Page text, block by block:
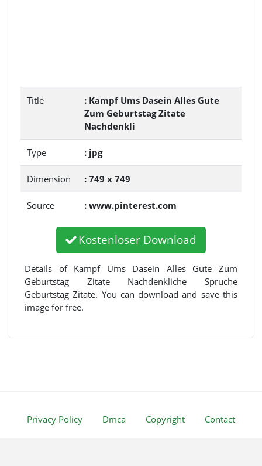
Title
: Kampf Ums Dasein Alles Gute
Zum Geburtstag Zitate
Nachdenkli
Type : jpg
Dimension : 749 x 749
Source : www.pinterest.com
Kostenloser Download
Details of Kampf Ums Dasein Alles Gute Zum
Geburtstag Zitate Nachdenkliche Spruche
Geburtstag Zitate. You can download and save this
image for free.
Privacy Policy Dmca Copyright Contact